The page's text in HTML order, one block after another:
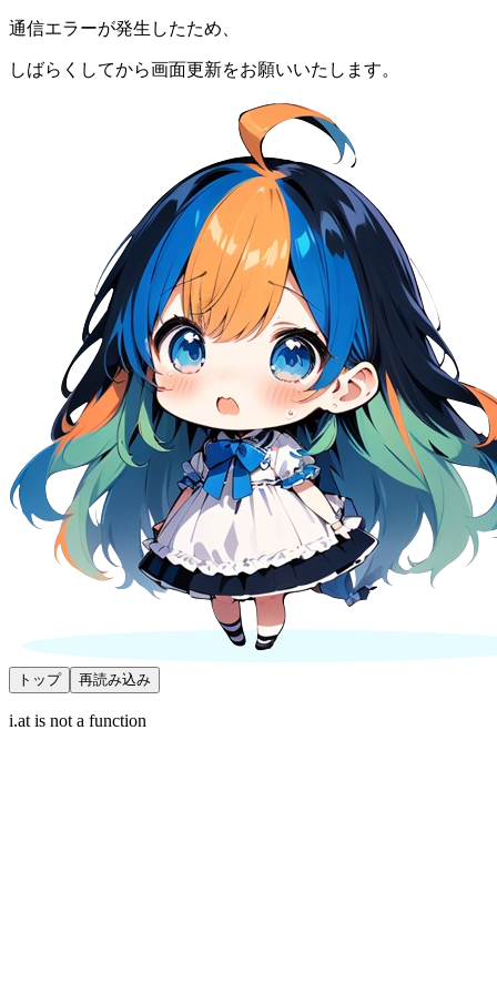
通信エラーが発生したため、
しばらくしてから画面更新をお願いいたします。
トップ 再読み込み
i.at is not a function